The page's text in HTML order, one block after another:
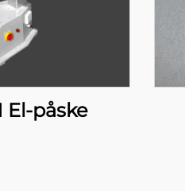
El-påske